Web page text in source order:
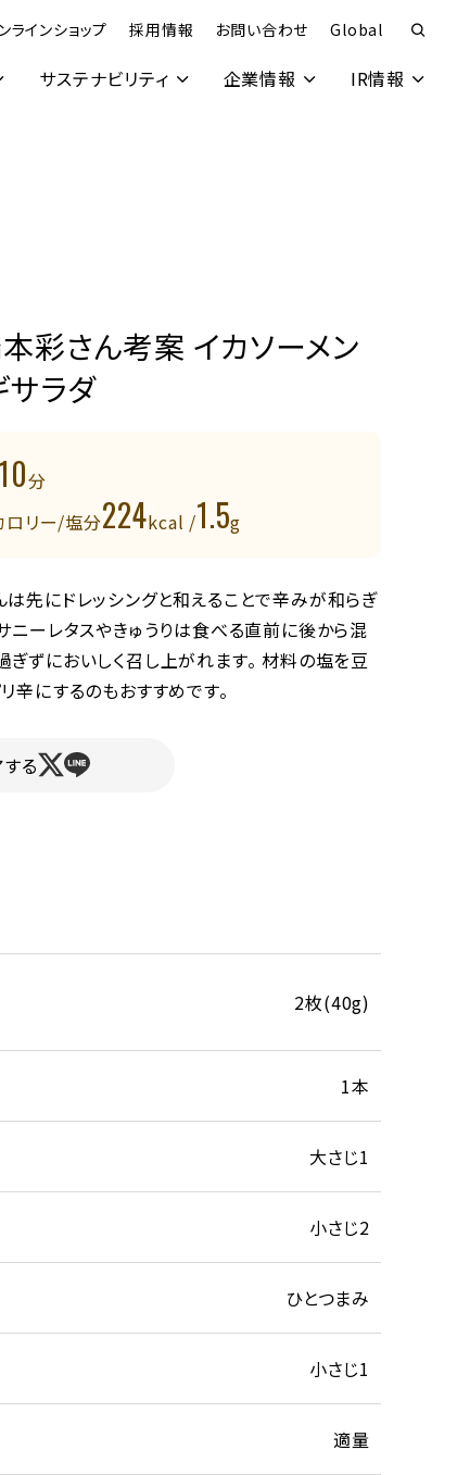
ラインショップ 採用情報 お問い合わせ Global
サステナビリティ 企業情報 IR情報
彩さん考案 イカソーメン
サラダ
10分
ロリー/塩分224kcal /1.5g
先にドレッシングと和えることで辛みが和らぎ
ニーレタスやきゅうりは食べる直前に後から混
ずにおいしく召し上がれます。 材料の塩を豆
辛にするのもおすすめです。
する
2枚(40g)
1本
大さじ1
小さじ2
ひとつまみ
小さじ1
適量